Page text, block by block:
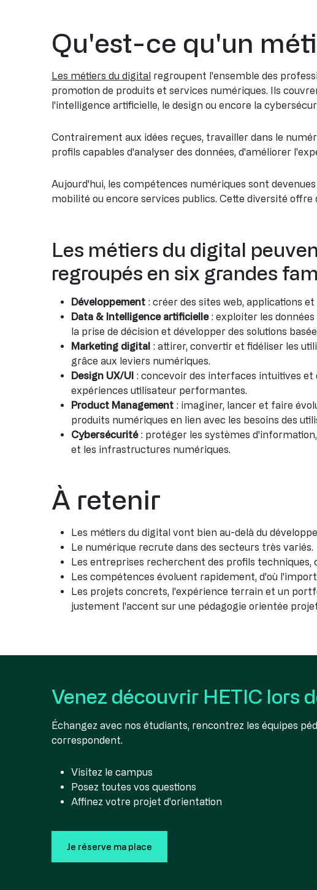
Qu'est-ce qu'un
Les métiers du digital regroupent l'ensemble des
promotion de produits et services numériques. Ils
l'intelligence artificielle, le design ou encore la
Contrairement aux idées reçues, travailler dans le
profils capables d'analyser des données, d'améliorer
Aujourd'hui, les compétences numériques sont
mobilité ou encore services publics. Cette diversité
Les métiers du digital
regroupés en six grandes
Développement : créer des sites web, applications et
Data & Intelligence artificielle: exploiter les
la prise de décision et développer des solutions
Marketing digital : attirer, convertir et fidéliser les
grâce aux leviers numériques.
Design UX/UI : concevoir des interfaces intuitives et
expériences utilisateur performantes.
Product Management : imaginer, lancer et faire
produits numériques en lien avec les besoins des
Cybersécurité: protéger les systèmes d'information,
et les infrastructures numériques.
À retenir
Les métiers du digital vont bien au-delà du
Le numérique recrute dans des secteurs très variés.
Les entreprises recherchent des profils techniques,
Les compétences évoluent rapidement, d'où
Les projets concrets, l'expérience terrain et un
justement l'accent sur une pédagogie orientée
Venez découvrir HETIC lors
Échangez avec nos étudiants, rencontrez les équipes
correspondent.
Visitez le campus
Posez toutes vos questions
Affinez votre projet d'orientation
Je réserve ma place